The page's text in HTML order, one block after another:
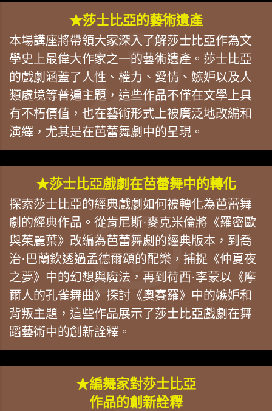
★莎士比亞的藝術遺產
本場講座將帶領大家深入了解莎士比亞作為文
學史上最偉大作家之一的藝術遺產。莎士比亞
的戲劇涵蓋了人性、權力、愛情、嫉妒以及人
類處境等普遍主題，這些作品不僅在文學上具
有不朽價值，也在藝術形式上被廣泛地改編和
演繹，尤其是在芭蕾舞劇中的呈現。
★莎士比亞戲劇在芭蕾舞中的轉化
探索莎士比亞的經典戲劇如何被轉化為芭蕾舞
劇的經典作品。從肯尼斯·麥克米倫將《羅密歐
與茱麗葉》改編為芭蕾舞劇的經典版本，到喬
治·巴蘭欽透過孟德爾頌的配樂，捕捉《仲夏夜
之夢》中的幻想與魔法，再到荷西·李蒙以《摩
爾人的孔雀舞曲》探討《奧賽羅》中的嫉妒和
背叛主題，這些作品展示了莎士比亞戲劇在舞
蹈藝術中的創新詮釋。
★編舞家對莎士比亞
作品的創新詮釋